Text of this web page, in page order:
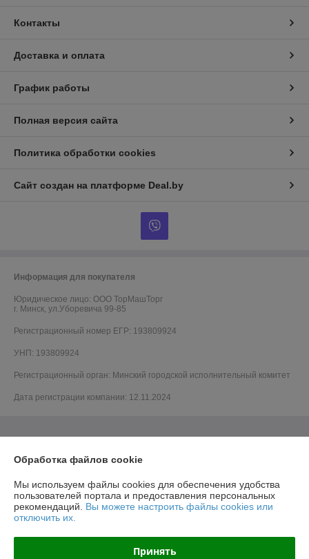
Контакты
Доставка и оплата
График работы
Полная версия сайта
Политика обработки cookies
Сайт создан на платформе Deal.by
Информация для покупателя
Юридическое лицо: ООО ТорМашТорг
г. Минск, ул.Уборевича 99-85
Регистрационный номер ЕГР: 193809924
УНП: 193809924
Регистрационный орган: Минский городской исполнительный комитет
Дата регистрации компании: 12.11.2024
Обработка файлов cookie
Мы используем файлы cookies для обеспечения удобства
пользователей портала и предоставления персональных
рекомендаций. Вы можете настроить файлы cookies или
отключить их.
Принять